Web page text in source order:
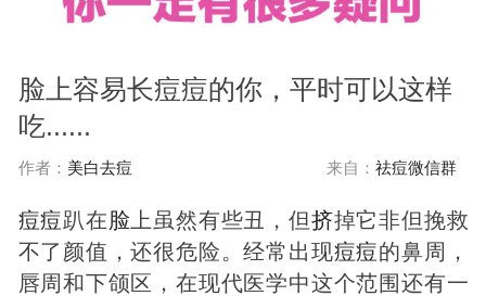
脸上容易长痘痘的你，平时可以这样
吃......
作者： 美白去痘 来自： 祛痘微信群
痘痘趴在脸 上虽然有些丑，但挤掉它非但挽救
不了颜值，还很危险。经常出现痘痘的鼻周，
唇周和下颌区，在现代医学中这个范围还有一